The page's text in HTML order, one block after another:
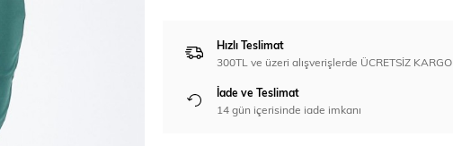
Hızlı Teslimat
300TL ve üzeri alışverişlerde ÜCRETSİZ KARGO
İade ve Teslimat
14 gün içerisinde iade imkanı